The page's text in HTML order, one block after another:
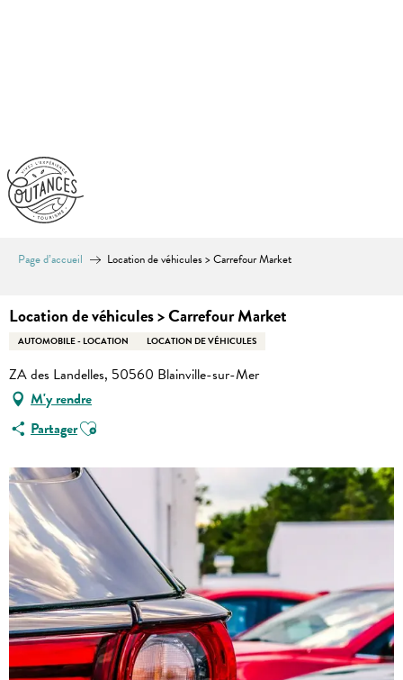
Page d’accueil Location de véhicules > Carrefour Market
Location de véhicules > Carrefour Market
AUTOMOBILE - LOCATION LOCATION DE VÉHICULES
ZA des Landelles, 50560 Blainville-sur-Mer
M'y rendre
PartagerAjouter aux favoris